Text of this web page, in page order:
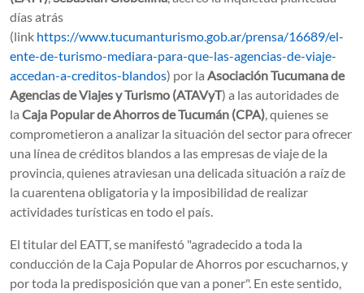
días atrás
(link https://www.tucumanturismo.gob.ar/prensa/16689/el-
ente-de-turismo-mediara-para-que-las-agencias-de-viaje-
accedan-a-creditos-blandos) por la Asociación Tucumana de
Agencias de Viajes y Turismo (ATAVyT) a las autoridades de
la Caja Popular de Ahorros de Tucumán (CPA) , quienes se
comprometieron a analizar la situación del sector para ofrecer
una línea de créditos blandos a las empresas de viaje de la
provincia, quienes atraviesan una delicada situación a raíz de
la cuarentena obligatoria y la imposibilidad de realizar
actividades turísticas en todo el país.
El titular del EATT, se manifestó "agradecido a toda la
conducción de la Caja Popular de Ahorros por escucharnos, y
por toda la predisposición que van a poner". En este sentido,